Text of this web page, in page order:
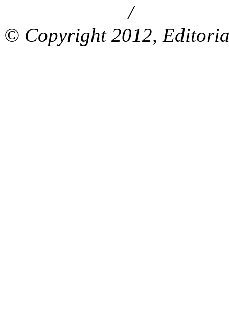
/
© Copyright 2012,